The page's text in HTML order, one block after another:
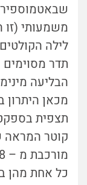
משמעותי
לילה
תדר
הבליעה
מכאן
תצפית
כל אחת מהן